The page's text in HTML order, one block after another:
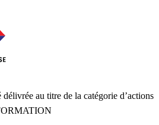
délivrée au titre de la catégorie d’actions